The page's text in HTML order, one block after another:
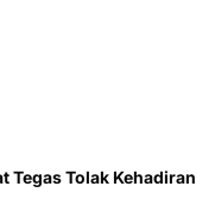
Tegas Tolak Kehadiran